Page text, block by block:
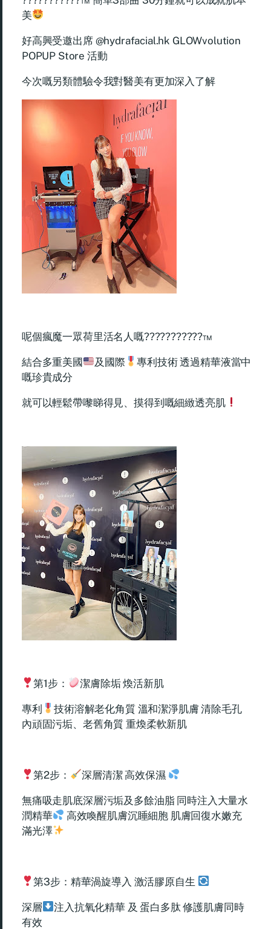
美
好高興受邀出席 @hydrafacial.hk GLOWvolution
POPUP Store 活動
今次嘅另類體驗令我對醫美有更加深入了解
呢個瘋魔一眾荷里活名人嘅???????????™
結合多重美國 及國際
專利技術 透過精華液當中
嘅珍貴成分
就可以輕鬆帶嚟睇得見、摸得到嘅細緻透亮肌
第1步： 潔膚除垢 煥活新肌
專利
技術溶解老化角質 溫和潔淨肌膚 清除毛孔
內頑固污垢、老舊角質 重煥柔軟新肌
第2步： 深層清潔 高效保濕
無痛吸走肌底深層污垢及多餘油脂 同時注入大量水
潤精華
高效喚醒肌膚沉睡細胞 肌膚回復水嫩充
滿光澤
第3步：精華渦旋導入 激活膠原自生
深層
注入抗氧化精華 及 蛋白多肽 修護肌膚同時
有效